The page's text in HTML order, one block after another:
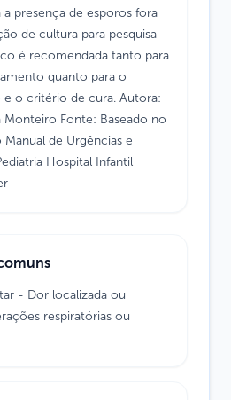
a presença de esporos fora
de cultura para pesquisa
é recomendada tanto para
quanto para o
o critério de cura. Autora:
Monteiro Fonte: Baseado no
de Urgências e
Hospital Infantil
- Dor localizada ou
respiratórias ou